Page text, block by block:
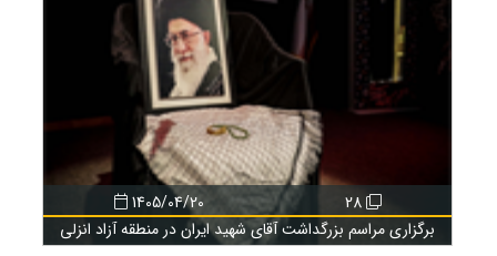
28
1405/04/20
برگزاری مراسم بزرگداشت آقای شهید ایران در منطقه آزاد انزلی